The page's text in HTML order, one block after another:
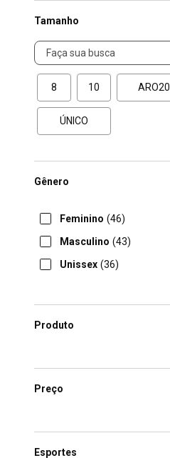
Tamanho
Tamanho
8 10 ARO20
ÚNICO
Gênero
Feminino (46)
Masculino (43)
Unissex (36)
Produto
Preço
Esportes